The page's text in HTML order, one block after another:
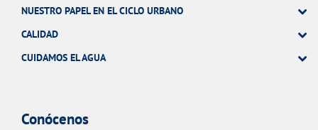
NUESTRO PAPEL EN EL CICLO URBANO
CALIDAD
CUIDAMOS EL AGUA
Conócenos